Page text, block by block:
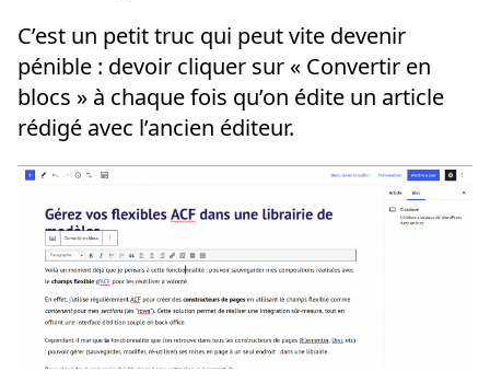
C’est un petit truc qui peut vite devenir
pénible : devoir cliquer sur « Convertir en
blocs » à chaque fois qu’on édite un article
rédigé avec l’ancien éditeur.